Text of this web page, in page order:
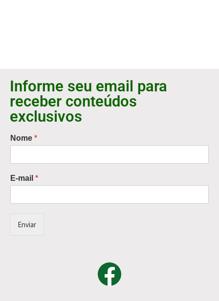
Informe seu email para
receber conteúdos
exclusivos
Nome *
E-mail *
Enviar